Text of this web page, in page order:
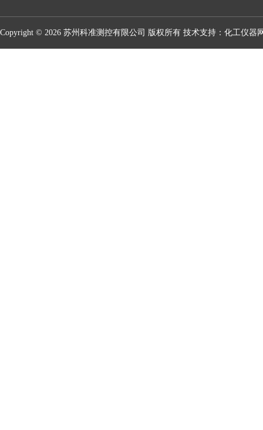
Copyright © 2026 苏州科准测控有限公司 版权所有 技术支持： 化工仪器